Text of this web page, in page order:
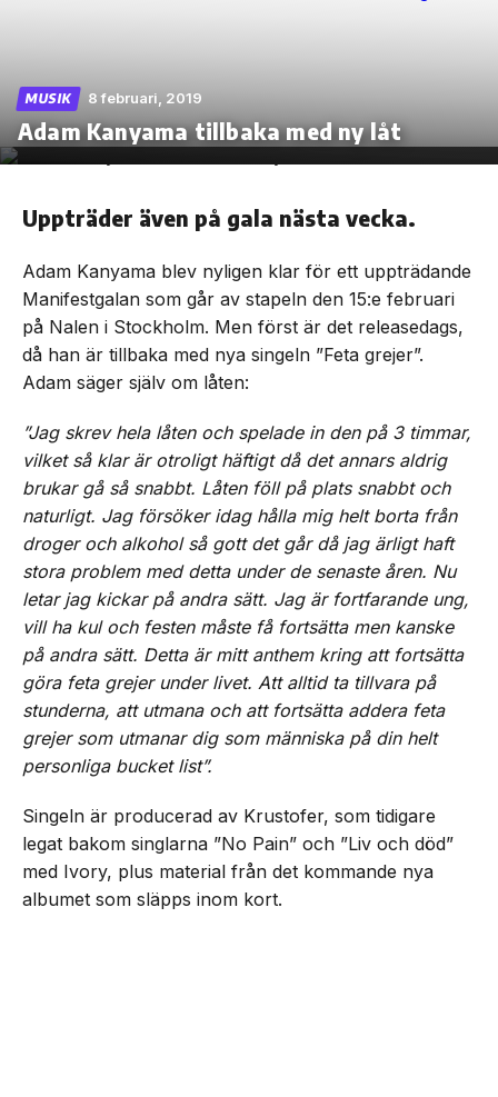
Skip
the
MUSIK 8 februari, 2019
Adam Kanyama tillbaka med ny låt
Uppträder även på gala nästa vecka.
Adam Kanyama blev nyligen klar för ett uppträdande
Manifestgalan som går av stapeln den 15:e februari
på Nalen i Stockholm. Men först är det releasedags,
då han är tillbaka med nya singeln ”Feta grejer”.
Adam säger själv om låten:
”Jag skrev hela låten och spelade in den på 3 timmar,
vilket så klar är otroligt häftigt då det annars aldrig
brukar gå så snabbt. Låten föll på plats snabbt och
naturligt. Jag försöker idag hålla mig helt borta från
droger och alkohol så gott det går då jag ärligt haft
stora problem med detta under de senaste åren. Nu
letar jag kickar på andra sätt. Jag är fortfarande ung,
vill ha kul och festen måste få fortsätta men kanske
på andra sätt. Detta är mitt anthem kring att fortsätta
göra feta grejer under livet. Att alltid ta tillvara på
stunderna, att utmana och att fortsätta addera feta
grejer som utmanar dig som människa på din helt
personliga bucket list”.
Singeln är producerad av Krustofer, som tidigare
legat bakom singlarna ”No Pain” och ”Liv och död”
med Ivory, plus material från det kommande nya
albumet som släpps inom kort.